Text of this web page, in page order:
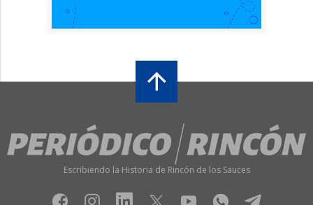
Escribiendo la Historia de Rincón de los Sauces